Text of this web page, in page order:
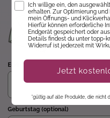
E-Mail
Geburtstag (optional)
Opt-InIch willige ein, den
erhalten. Zur Optimierung
mein Öffnungs- und
Hierfür können erforderliche
Endgerät gespeichert oder
Details findest du unter topp-
Widerruf ist jederzeit mit
Jetzt
*gültig auf alle Produkte, die nicht